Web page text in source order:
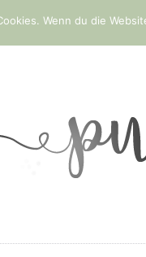
Wenn du die